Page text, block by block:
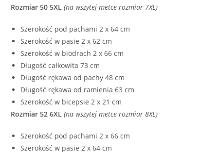
Rozmiar 50 5XL(na wszytej metce rozmiar 7XL)
Szerokość pod pachami 2 x 64 cm
Szerokość w pasie 2 x 62 cm
Szerokość w biodrach 2 x 66 cm
Długość całkowita 73 cm
Długość rękawa od pachy 48 cm
Długość rękawa od ramienia 63 cm
Szerokość w bicepsie 2 x 21 cm
Rozmiar 52 6XL(na wszytej metce rozmiar 8XL)
Szerokość pod pachami 2 x 66 cm
Szerokość w pasie 2 x 64 cm